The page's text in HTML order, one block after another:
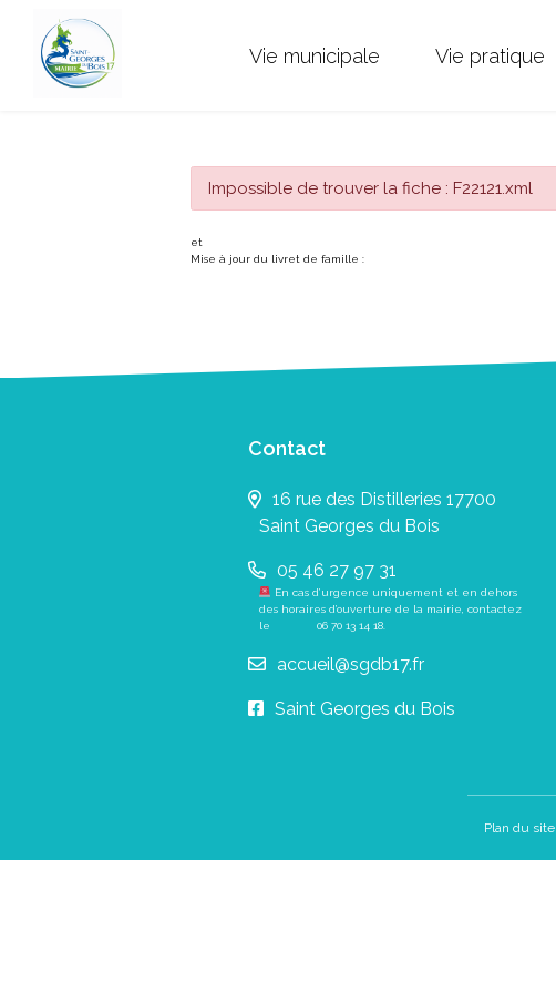
Vie municipale Vie pratique
Impossible de trouver la fiche : F22121.xml
et
Mise à jour du livret de famille :
Contact
16 rue des Distilleries 17700
Saint Georges du Bois
05 46 27 97 31
En cas d’urgence uniquement et en dehors
des horaires d’ouverture de la mairie, contactez
le 06 70 13 14 18.
accueil@sgdb17.fr
Saint Georges du Bois
Plan du site